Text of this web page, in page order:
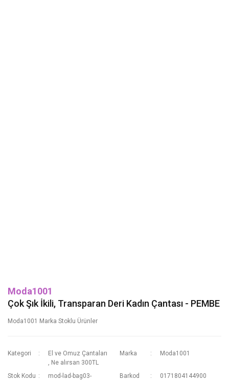
Moda1001
Çok Şık İkili, Transparan Deri Kadın Çantası - PEMBE
Moda1001 Marka Stoklu Ürünler
Kategori
El ve Omuz Çantaları
, Ne alırsan 300TL
Marka Moda1001
Stok Kodu
mod-lad-bag03-
Barkod 0171804144900